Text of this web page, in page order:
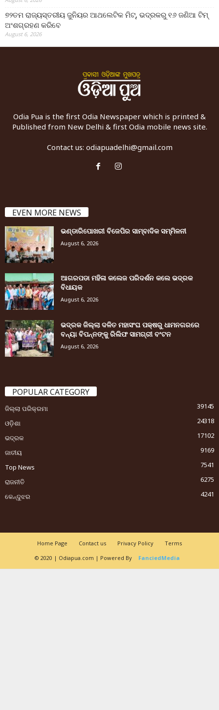
୭୨ତମ ରାଜ୍ୟସ୍ତରୀୟ ଜୁନିୟର ଆଥଲେଟିକ ମିଟ୍‌, ଭଦ୍ରକରୁ ୧୬ ଜଣିଆ ଟିମ୍
ଅଂଶଗ୍ରହଣ କରିବେ
August 6, 2026
Odia Pua is the first Odia Newspaper which is printed &
Published from New Delhi & first Odia mobile news site.
Contact us: odiapuadelhi@gmail.com
EVEN MORE NEWS
ଭଣ୍ଡାରିପୋଖରୀ ବିଜେପିର ସାମ୍ବାଦିକ ସମ୍ମିଳନୀ
August 6, 2026
ଆଗରପଡା ମହିଳା କଲେଜ ପରିଦର୍ଶନ କଲେ ଭଦ୍ରକ
ବିଧାୟକ
August 6, 2026
ଭଦ୍ରକ ଜିଲ୍ଲା ଦଳିତ ମହାସଂଘ ପକ୍ଷରୁ ଧାମନଗରରେ
ବନ୍ୟା ବିପନ୍ନଙ୍କୁ ରିଲିଫ ସାମଗ୍ରୀ ବଂଟନ
August 6, 2026
POPULAR CATEGORY
ଜିଲ୍ଲା ପରିକ୍ରମା
39145
ଓଡ଼ିଶା
24318
ଭଦ୍ରକ
17102
ଜାତୀୟ
9169
Top News
7541
ରାଜନୀତି
6275
କେନ୍ଦୁଝର
4241
Home Page Contact us Privacy Policy
Terms
© 2020 | Odiapua.com | Powered By
FanciedMedia